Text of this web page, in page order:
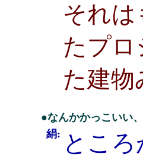
それ
たプ
た建物
●なんかかっこいい
絹: とこ